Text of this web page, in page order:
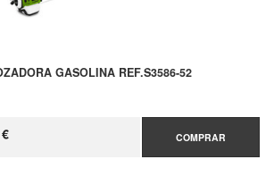
GASOLINA REF.S3586-52
COMPRAR